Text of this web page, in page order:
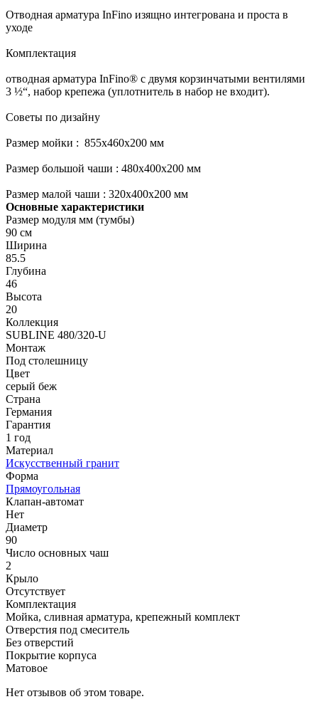
Отводная арматура InFino изящно интегрована и проста в
уходе
Комплектация
отводная арматура InFino® с двумя корзинчатыми вентилями
3 ½“, набор крепежа (уплотнитель в набор не входит).
Советы по дизайну
Размер мойки : 855х460х200 мм
Размер большой чаши : 480х400х200 мм
Размер малой чаши : 320х400х200 мм
Основные характеристики
Размер модуля мм (тумбы)
90 см
Ширина
85.5
Глубина
46
Высота
20
Коллекция
SUBLINE 480/320-U
Монтаж
Под столешницу
Цвет
серый беж
Страна
Германия
Гарантия
1 год
Материал
Искусственный гранит
Форма
Прямоугольная
Клапан-автомат
Нет
Диаметр
90
Число основных чаш
2
Крыло
Отсутствует
Комплектация
Мойка, сливная арматура, крепежный комплект
Отверстия под смеситель
Без отверстий
Покрытие корпуса
Матовое
Нет отзывов об этом товаре.